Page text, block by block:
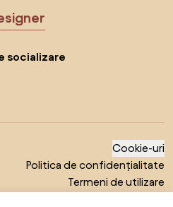
socializare
Cookie-uri
Politica de confidențialitate
Termeni de utilizare